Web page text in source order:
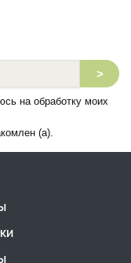
>
на обработку моих
(а).